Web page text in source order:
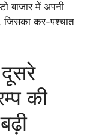
बाजार में अपनी
जिसका कर-पश्चात
की